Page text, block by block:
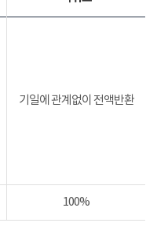
기일에 관계없이 전액반환
100%